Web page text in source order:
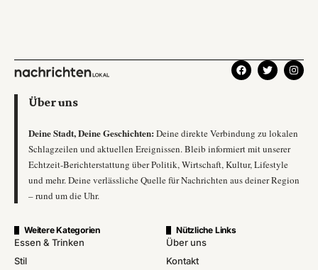
Über uns
Deine Stadt, Deine Geschichten: Deine direkte Verbindung zu lokalen
Schlagzeilen und aktuellen Ereignissen. Bleib informiert mit unserer
Echtzeit-Berichterstattung über Politik, Wirtschaft, Kultur, Lifestyle
und mehr. Deine verlässliche Quelle für Nachrichten aus deiner Region
– rund um die Uhr.
Weitere Kategorien
Essen & Trinken
Stil
Nützliche Links
Über uns
Kontakt